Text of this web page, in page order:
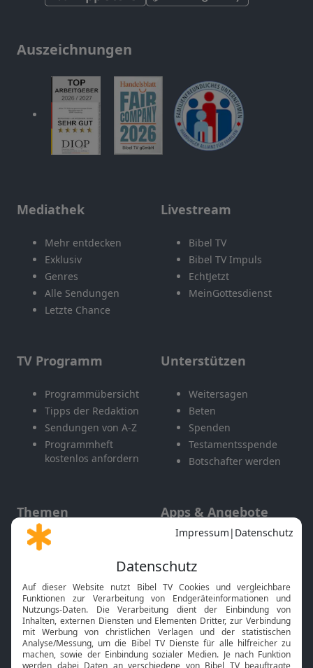
Auszeichnungen
Mediathek
Mehr entdecken
Exklusiv
Genres
Alle Sendungen
Letzte Chance
Livestream
Bibel TV
Bibel TV Impuls
EchtJetzt
MeinGottesdienst
TV Programm
Programmübersicht
Tipps der Redaktion
Sendungen von A-Z
Programmheft
kostenlos anfordern
Unterstützen
Weitersagen
Beten
Spenden
Testamentsspende
Botschafter werden
Themen
Gott und Bibel erklärt
Neuigkeiten
Apps & Angebote
Mobile App
Smart TV
HbbTV
Bibelthek Online-Bibel
Nächster Gottesdienst